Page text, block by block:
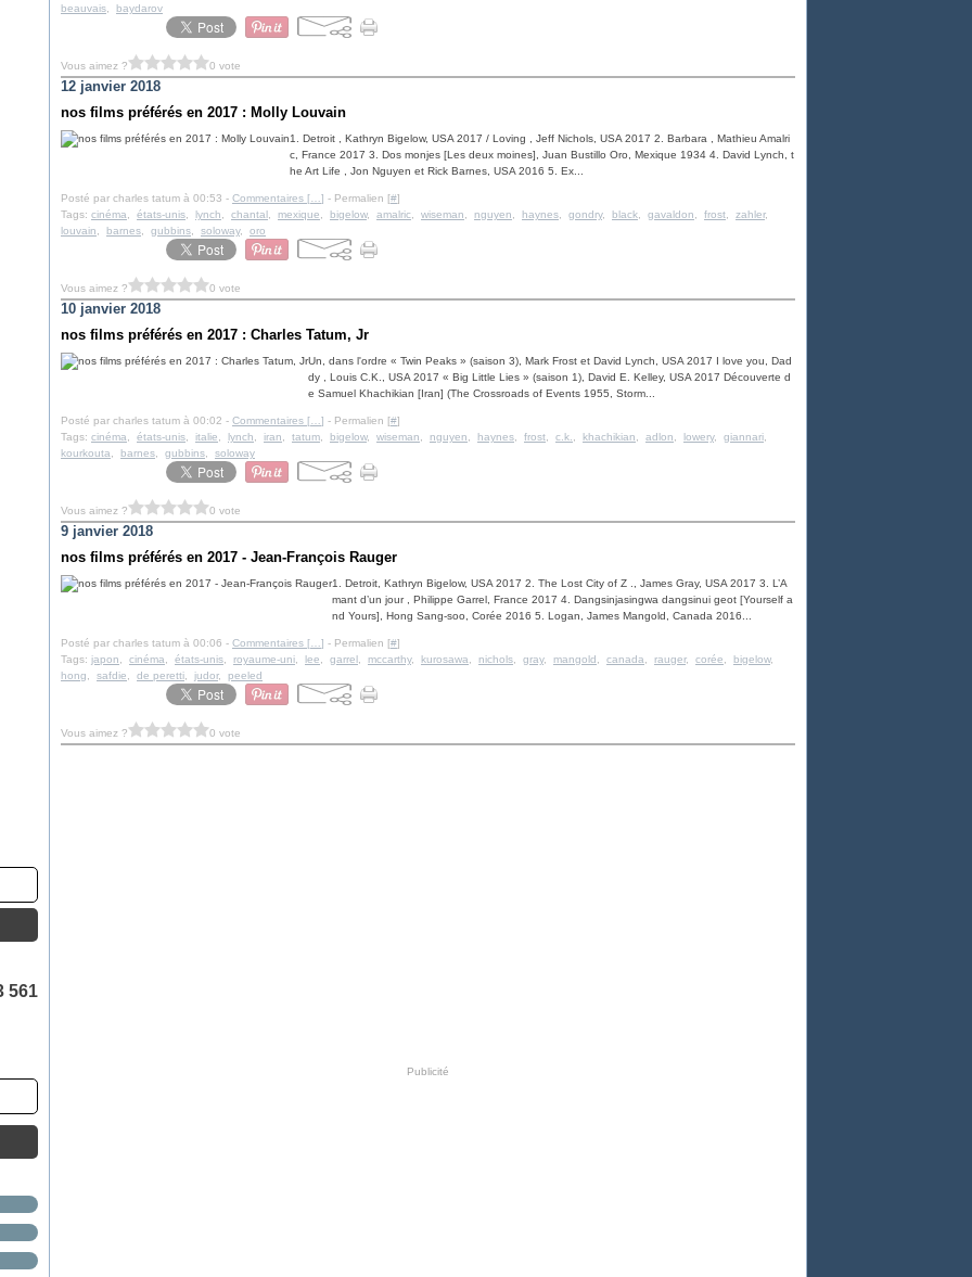
561
beauvais
baydarov
Vous aimez ? 0 vote
12 janvier 2018
nos films préférés en 2017 : Molly Louvain
1. Detroit , Kathryn Bigelow, USA 2017 / Loving , Jeff Nichols, USA 2017 2. Barbara , Mathieu Amalri
c, France 2017 3. Dos monjes [Les deux moines], Juan Bustillo Oro, Mexique 1934 4. David Lynch, t
he Art Life , Jon Nguyen et Rick Barnes, USA 2016 5. Ex...
Posté par charles tatum à 00:53 - Commentaires [ ] - Permalien [#]
Tags: cinéma états-unis lynch chantal mexique bigelow, amalric wiseman nguyen haynes gondry, black gavaldon frost zahler,
louvain
barnes gubbins soloway, oro
Vous aimez ? 0 vote
10 janvier 2018
nos films préférés en 2017 : Charles Tatum, Jr
Un, dans l'ordre « Twin Peaks » (saison 3), Mark Frost et David Lynch, USA 2017 I love you, Dad
dy , Louis C.K., USA 2017 « Big Little Lies » (saison 1), David E. Kelley, USA 2017 Découverte d
e Samuel Khachikian [Iran] (The Crossroads of Events 1955, Storm...
Posté par charles tatum à 00:02 - Commentaires [ ] - Permalien [#]
Tags: cinéma états-unis italie lynch iran tatum bigelow, wiseman nguyen haynes frost c.k. khachikian adlon lowery, giannari
kourkouta
barnes gubbins soloway
Vous aimez ? 0 vote
9 janvier 2018
nos films préférés en 2017 - Jean-François Rauger
1. Detroit, Kathryn Bigelow, USA 2017 2. The Lost City of Z ., James Gray, USA 2017 3. L’A
mant d’un jour , Philippe Garrel, France 2017 4. Dangsinjasingwa dangsinui geot [Yourself a
nd Yours], Hong Sang-soo, Corée 2016 5. Logan, James Mangold, Canada 2016...
Posté par charles tatum à 00:06 - Commentaires [ ] - Permalien [#]
Tags: japon cinéma états-unis royaume-uni lee garrel mccarthy, kurosawa nichols gray, mangold canada rauger, corée bigelow,
hong
safdie de peretti judor, peeled
Vous aimez ? 0 vote
Publicité